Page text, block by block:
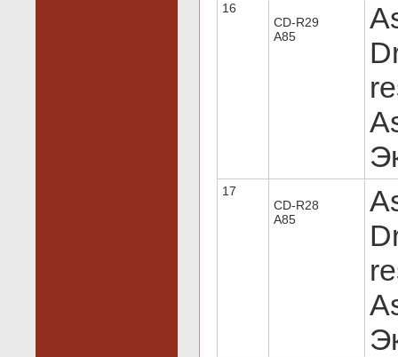
16
CD-R29
A85
17
CD-R28
A85